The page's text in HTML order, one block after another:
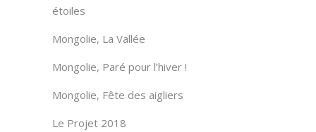
étoiles
Mongolie, La Vallée
Mongolie, Paré pour l’hiver !
Mongolie, Fête des aigliers
Le Projet 2018